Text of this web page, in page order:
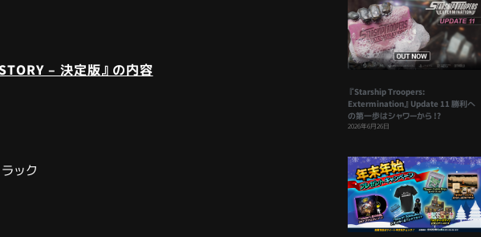
– 決定版』の内容
ック
『Starship Troopers:
Extermination』Update 11 勝利へ
の第一歩はシャワーから !?
2026年6月26日